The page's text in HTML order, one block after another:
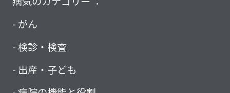
がん
検診・検査
出産・子ども